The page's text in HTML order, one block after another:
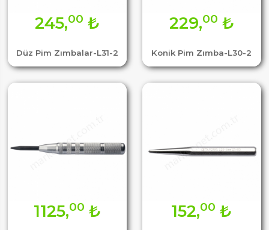
Düz Pim Zımbalar-L31-2
245,00 ₺
Konik Pim Zımba-L30-2
229,00 ₺
1125,00 ₺ 152,00 ₺